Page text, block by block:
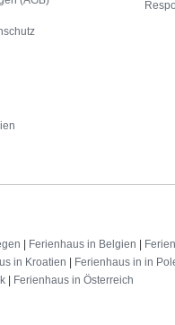
Ferienhaus in Belgien
in Kroatien Ferienhaus in in
Ferienhaus in Österreich